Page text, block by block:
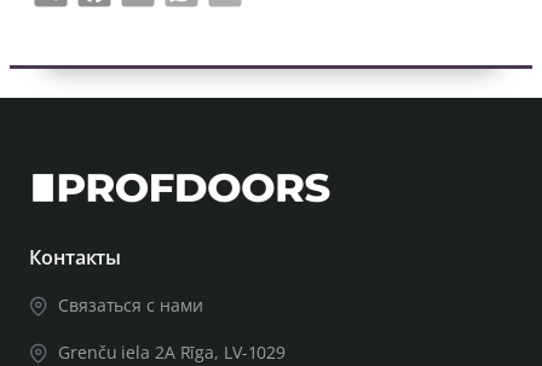
каждому комплекту ручек с логотипом TUPAI!
В комплект входят:
- Пара ручек - левая и правая; вместе с розетками
адаптерами);
- 2 шт. винтов с внутренним шестигранником M4;
ключ 3 мм;
- инструкция по сборке.
Контакты
Связаться с нами
Grenču iela 2A Rīga, LV-1029